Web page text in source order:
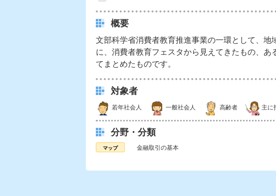
概要
文部科学省消費者教育推進事業の一環として、地
に、消費者教育フェスタから見えてきたもの、
てまとめたものです。
対象者
若年社会人 一般社会人 高齢者 主に
分野・分類
金融取引の基本